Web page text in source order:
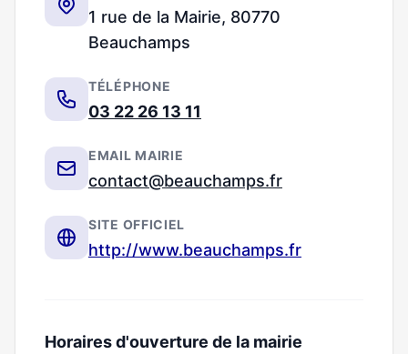
1 rue de la Mairie, 80770
Beauchamps
TÉLÉPHONE
03 22 26 13 11
EMAIL MAIRIE
contact@beauchamps.fr
SITE OFFICIEL
http://www.beauchamps.fr
Horaires d'ouverture de la mairie